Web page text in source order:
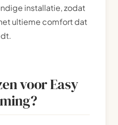
installatie, zodat
ultieme comfort dat
voor Easy